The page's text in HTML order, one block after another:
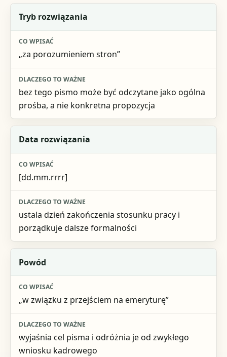
Element
Co wpisać
Dlaczego to ważne
Tryb rozwiązania
„za porozumieniem stron”
bez tego pismo może być odczytane jako ogólna
prośba, a nie konkretna propozycja
Data rozwiązania
[dd.mm.rrrr]
ustala dzień zakończenia stosunku pracy i
porządkuje dalsze formalności
Powód
„w związku z przejściem na emeryturę”
wyjaśnia cel pisma i odróżnia je od zwykłego
wniosku kadrowego